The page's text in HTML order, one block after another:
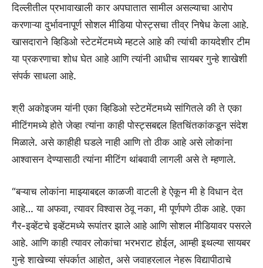
दिल्लीतील प्रभावाखाली कार अपघातात सामील असल्याचा आरोप
करणाऱ्या दुर्भावनापूर्ण सोशल मीडिया पोस्ट्सचा तीव्र निषेध केला आहे.
खासदाराने व्हिडिओ स्टेटमेंटमध्ये म्हटले आहे की त्यांची कायदेशीर टीम
या प्रकरणाचा शोध घेत आहे आणि त्यांनी आधीच सायबर गुन्हे शाखेशी
संपर्क साधला आहे.
श्री अकोइजम यांनी एका व्हिडिओ स्टेटमेंटमध्ये सांगितले की ते एका
मीटिंगमध्ये होते जेव्हा त्यांना काही पोस्ट्सबद्दल हितचिंतकांकडून संदेश
मिळाले. असे काहीही घडले नाही आणि तो ठीक आहे असे लोकांना
आश्वासन देण्यासाठी त्यांना मीटिंग थांबवावी लागली असे ते म्हणाले.
“बऱ्याच लोकांना माझ्याबद्दल काळजी वाटली हे ऐकून मी हे विधान देत
आहे… या अफवा, त्यावर विश्वास ठेवू नका, मी पूर्णपणे ठीक आहे. एका
गैर-इव्हेंटचे इव्हेंटमध्ये रूपांतर झाले आहे आणि सोशल मीडियावर पसरले
आहे. आणि काही त्यावर लोकांचा भरभराट होईल, आम्ही इथल्या सायबर
गुन्हे शाखेच्या संपर्कात आहोत, असे जवाहरलाल नेहरू विद्यापीठाचे